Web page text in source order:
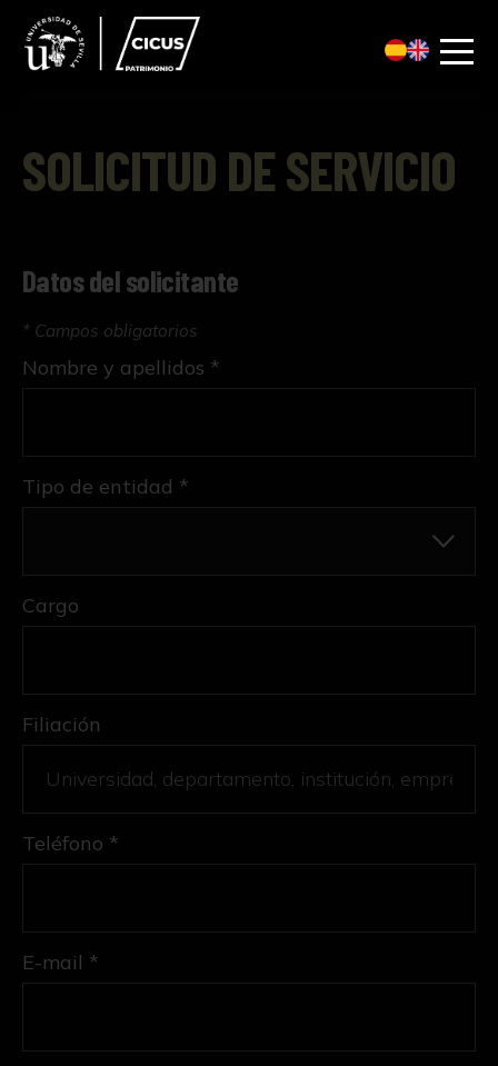
SOLICITUD DE SERVICIO
Datos del solicitante
* Campos obligatorios
Tipo de entidad *
Nombre y apellidos *
Cargo
Filiación
Teléfono *
E-mail *